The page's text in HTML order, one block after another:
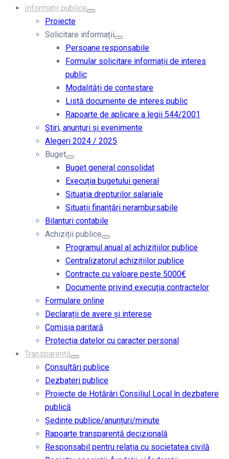
Informații publice
Proiecte
Solicitare informații
Persoane responsabile
Formular solicitare informații de interes
public
Modalități de contestare
Listă documente de interes public
Rapoarte de aplicare a legii 544/2001
Știri, anunțuri și evenimente
Alegeri 2024 / 2025
Buget
Buget general consolidat
Execuția bugetului general
Situația drepturilor salariale
Situații finanțări nerambursabile
Bilanțuri contabile
Achiziții publice
Programul anual al achizițiilor publice
Centralizatorul achizițiilor publice
Contracte cu valoare peste 5000€
Documente privind execuția contractelor
Formulare online
Declarații de avere și interese
Comisia paritară
Protecția datelor cu caracter personal
Transparență
Consultări publice
Dezbateri publice
Proiecte de Hotărâri Consiliul Local în dezbatere
publică
Ședințe publice/anunțuri/minute
Rapoarte transparență decizională
Responsabil pentru relația cu societatea civilă